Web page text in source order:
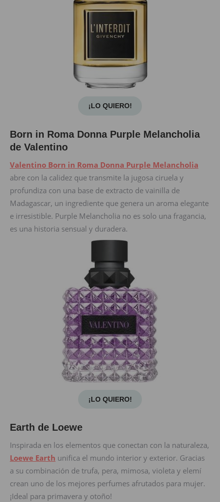
¡LO QUIERO!
Born in Roma Donna Purple Melancholia
de Valentino
Valentino Born in Roma Donna Purple Melancholia
abre con la calidez que transmite la jugosa ciruela y
profundiza con una base de extracto de vainilla de
Madagascar, un ingrediente que genera un aroma elegante
e irresistible. Purple Melancholia no es solo una fragancia,
es una historia sensual y duradera.
¡LO QUIERO!
Earth de Loewe
Inspirada en los elementos que conectan con la naturaleza,
Loewe Earth unifica el mundo interior y exterior. Gracias
a su combinación de trufa, pera, mimosa, violeta y elemí
crean uno de los mejores perfumes afrutados para mujer.
¡Ideal para primavera y otoño!